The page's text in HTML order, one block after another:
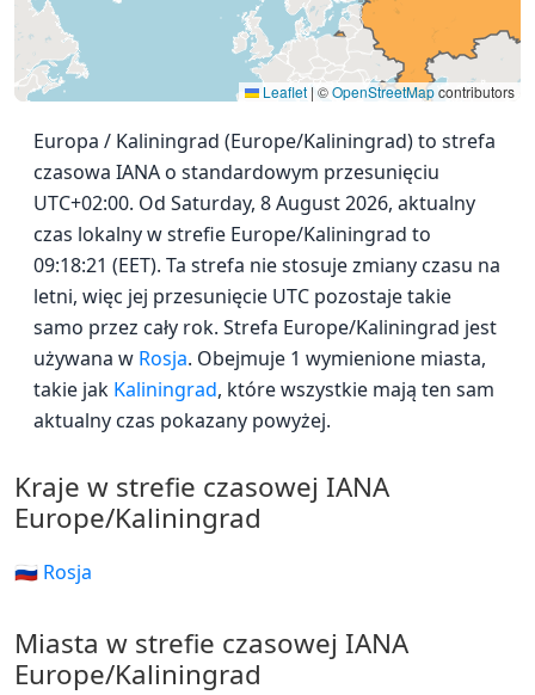
Leaflet | ©OpenStreetMapcontributors
Europa / Kaliningrad (Europe/Kaliningrad) to strefa
czasowa IANA o standardowym przesunięciu
UTC+02:00. Od Saturday, 8 August 2026, aktualny
czas lokalny w strefie Europe/Kaliningrad to
09:18:21 (EET). Ta strefa nie stosuje zmiany czasu na
letni, więc jej przesunięcie UTC pozostaje takie
samo przez cały rok. Strefa Europe/Kaliningrad jest
używana w Rosja. Obejmuje 1 wymienione miasta,
takie jak Kaliningrad, które wszystkie mają ten sam
aktualny czas pokazany powyżej.
Kraje w strefie czasowej IANA
Europe/Kaliningrad
🇷🇺 Rosja
Miasta w strefie czasowej IANA
Europe/Kaliningrad